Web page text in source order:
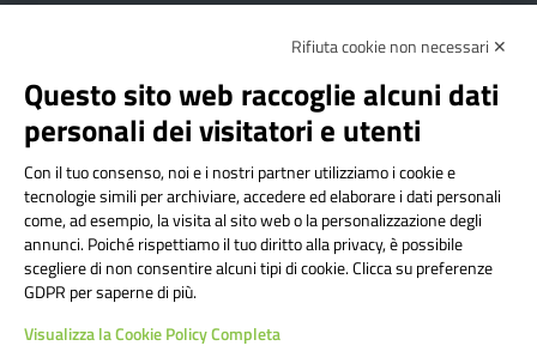
Albo onlinePrivacy Policy
Dichiarazione di accessibilità
Note Legali
Istituto Comprensivo Bricherasio
Via Cesare Bollea n. 3 - 10064 Bricherasio (TO) | P.E.O.:
toic84200d@istruzione.it | P.E.C.:
toic84200d@pec.istruzione.it
Codice Fiscale: 94544620019 | Cod. Meccanografico:
TOIC84200D | Codice IPA: istsc_toic84200d | Codice
Rifiuta cookie non necessari ✕
Questo sito web raccoglie alcuni dati
personali dei visitatori e utenti
Con il tuo consenso, noi e i nostri partner utilizziamo i cookie e
tecnologie simili per archiviare, accedere ed elaborare i dati personali
come, ad esempio, la visita al sito web o la personalizzazione degli
annunci. Poiché rispettiamo il tuo diritto alla privacy, è possibile
scegliere di non consentire alcuni tipi di cookie. Clicca su preferenze
GDPR per saperne di più.
Visualizza la Cookie Policy Completa